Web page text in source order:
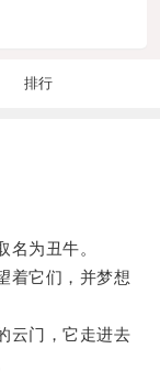
排行
为丑牛。
它们，并梦想
门，它走进去